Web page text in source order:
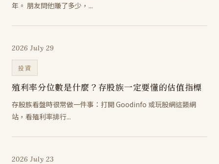
年。 朋友問他賺了多少，...
2026 July 29
投資
殖利率分位數是什麼？存股族一定要懂的估值指標
存股族看盤時很常做一件事：打開 Goodinfo 或玩股網這類網
站，看殖利率排行...
2026 July 23